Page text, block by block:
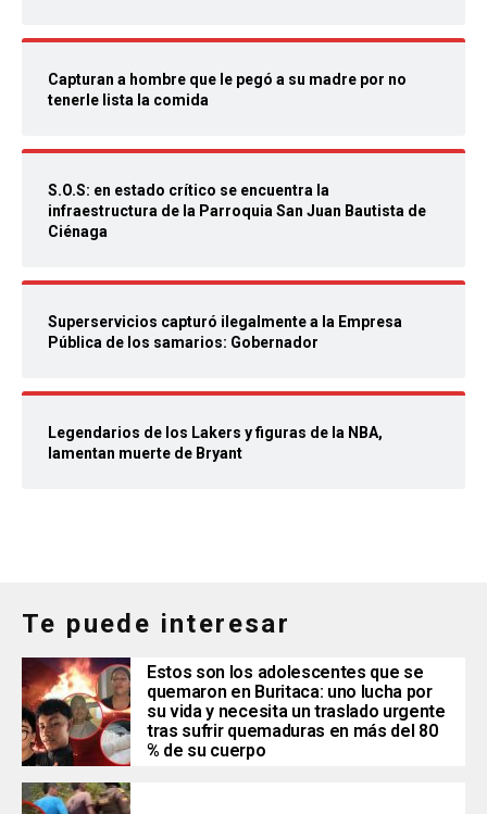
Capturan a hombre que le pegó a su madre por no
tenerle lista la comida
S.O.S: en estado crítico se encuentra la
infraestructura de la Parroquia San Juan Bautista de
Ciénaga
Superservicios capturó ilegalmente a la Empresa
Pública de los samarios: Gobernador
Legendarios de los Lakers y figuras de la NBA,
lamentan muerte de Bryant
Te puede interesar
Estos son los adolescentes que se
quemaron en Buritaca: uno lucha por
su vida y necesita un traslado urgente
tras sufrir quemaduras en más del 80
% de su cuerpo